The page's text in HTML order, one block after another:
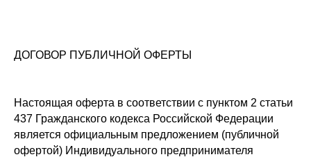
ДОГОВОР ПУБЛИЧНОЙ ОФЕРТЫ
Настоящая оферта в соответствии с пунктом 2 статьи
437 Гражданского кодекса Российской Федерации
является официальным предложением (публичной
офертой) Индивидуального предпринимателя